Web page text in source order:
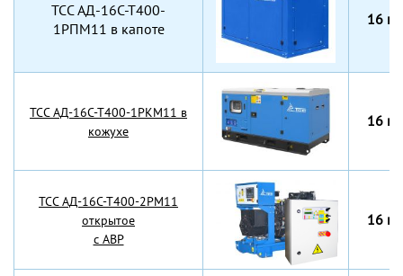
TCC АД-16С-Т400-
1РПМ11 в капоте
16
TCC АД-16С-Т400-1РКМ11 в
кожухе
16
TCC АД-16С-Т400-2РМ11
открытое
с АВР
16